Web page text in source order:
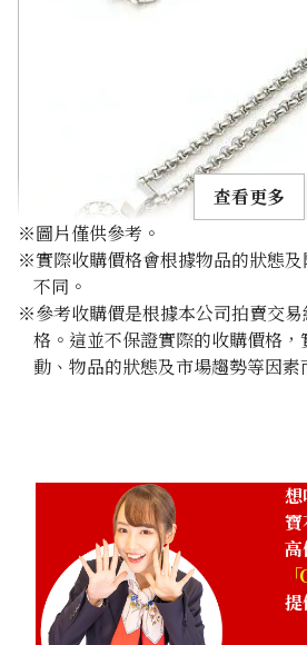
Chopard Happy Diamond
參考回收價
查看更多
※圖片僅供參考。
※實際收購價格會根據物品的狀態
不同。
※參考收購價是根據本公司拍賣交
格。這並不保證實際的收購價格
動、物品的狀態及市場趨勢等因素
想
寶
高
提